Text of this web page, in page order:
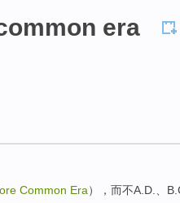
era
Common Era），而不A.D.、